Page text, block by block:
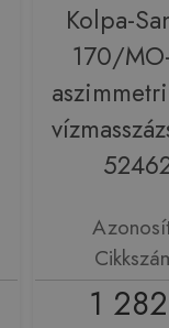
Kolpa-
170/
1